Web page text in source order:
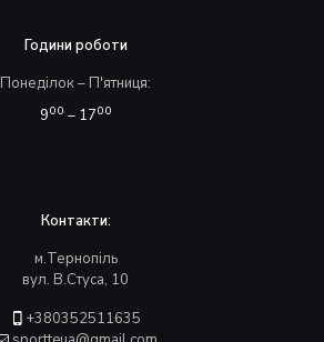
Години роботи
Понеділок – П'ятниця:
900 – 1700
Контакти:
м.Тернопіль
вул. В.Стуса, 10
+380352511635